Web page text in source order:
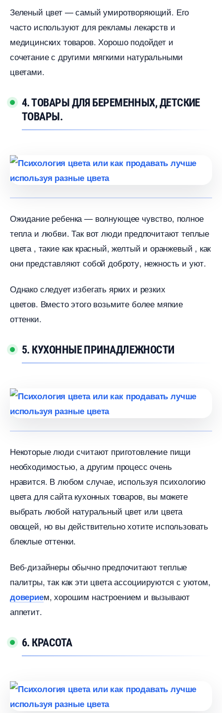
Зеленый цвет — самый умиротворяющий. Его
часто используют для рекламы лекарств и
медицинских товаров. Хорошо подойдет и
сочетание с другими мягкими натуральными
цветами.
4. ТОВАРЫ ДЛЯ БЕРЕМЕННЫХ, ДЕТСКИЕ
ТОВАРЫ.
Ожидание ребенка — волнующее чувство, полное
тепла и любви. Так вот люди предпочитают теплые
цвета , такие как красный, желтый и оранжевый , как
они представляют собой доброту, нежность и уют.
Однако следует избегать ярких и резких
цветов. Вместо этого возьмите более мягкие
оттенки.
5. КУХОННЫЕ ПРИНАДЛЕЖНОСТИ
Некоторые люди считают приготовление пищи
необходимостью, а другим процесс очень
нравится. В любом случае, используя психологию
цвета для сайта кухонных товаров, вы можете
ыбрать любой натуральный цвет или цвета
овощей, но вы действительно хотите использовать
леклые оттенки.
еб-дизайнеры обычно предпочитают теплые
палитры, так как эти цвета ассоциируются с уютом,
доверием, хорошим настроением и вызывают
аппетит.
6. КРАСОТА